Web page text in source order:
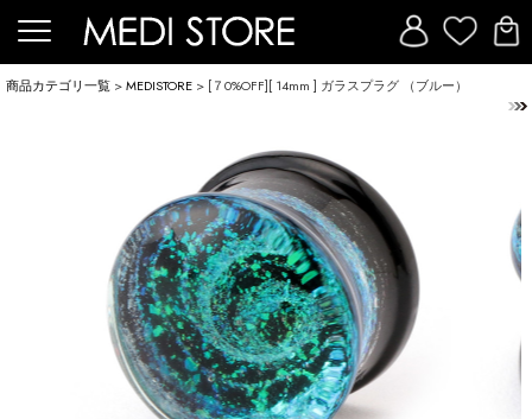
商品カテゴリ一覧 >MEDISTORE > [７0%OFF][ 14mm ] ガラスプラグ （ブルー）